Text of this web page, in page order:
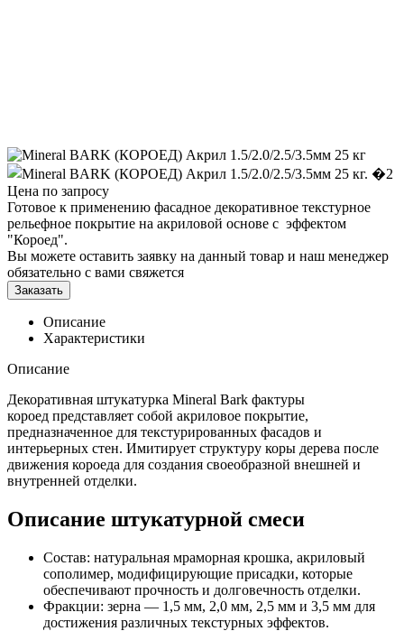
Цена по запросу
Готовое к применению фасадное декоративное текстурное
рельефное покрытие на акриловой основе с эффектом
"Короед".
Вы можете оставить заявку на данный товар и наш менеджер
обязательно с вами свяжется
Заказать
Описание
Характеристики
Описание
Декоративная штукатурка Mineral Bark фактуры
короед представляет собой акриловое покрытие,
предназначенное для текстурированных фасадов и
интерьерных стен. Имитирует структуру коры дерева после
движения короеда для создания своеобразной внешней и
внутренней отделки.
Описание штукатурной смеси
Состав: натуральная мраморная крошка, акриловый
сополимер, модифицирующие присадки, которые
обеспечивают прочность и долговечность отделки.
Фракции: зерна — 1,5 мм, 2,0 мм, 2,5 мм и 3,5 мм для
достижения различных текстурных эффектов.